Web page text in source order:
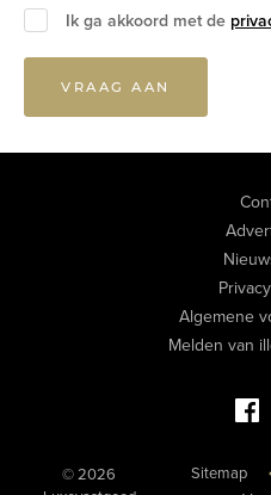
Ik ga akkoord met de
VRAAG AAN
Algemene
Melden van
© 2026
Sitemap